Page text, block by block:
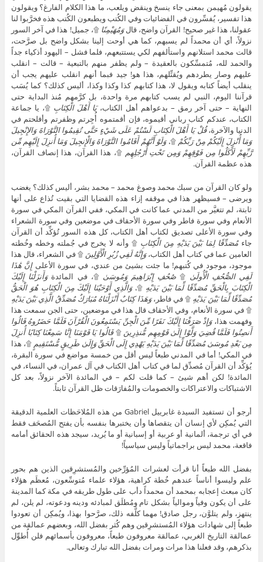
يقولون مُهيمن بمعنى جاء ينسخ وينقض ويلعب، ما هذا الكلام الفارغ؟ ويقولون
هذا تفسير، يُفسِّرون في الفضائيات وفي الكُتب ويطبعون الكُتب هذه فخرَّبوا لنا
عقولنا، هذا غير صحيح! القرآن واضح، قالوَمُهَيْمِنًا۩، جميل! هذا في آخر السور
نزولاً، أي أن محمداً لم يسبهم، كما هي أوحت إلينا بشكل واضح بل صرَّحت،
قالت محمد استلانهم واستألفهم لكي يستتبعهم، فلما فشل – اليهود أذكياء جداً
والحمد لله، مُتمسِّكون بالعقيدة – ولم يظفر منهم بالتبعية – قالت – انقلب
عليهم وصار يطردهم ويُقتِّلهم، هذا هو! جيد فبما أنهم انقلب عليهم يجب أن
ينقلب أيضاً كتابه ويقول لا، هذا كتابهم كذا وكذا وكذا، أليس كذلك؟ كما يُسَب
قرآننا اليوم، النبي لم يسب كتابهم مرة واحدة، بل كرَّمهم مُنذ البداية حتى
النهاية – حتى آخر رمق – بدعواهم أهل الكتاب،يَا أَهْلَ الْكِتَابِ ۩، يا جماعة
الكتاب، عندكم كتاب رباني أقيموه، فإن أقمتموه أُجِرتم وظفرتم وأفلحتم في
الدنيا والآخرة،قُلْ يَا أَهْلَ الْكِتَابِ لَسْتُمْ عَلَى شَيْءٍ حَتَّى تُقِيمُوا التَّوْرَاةَ وَالإِنْجِيلَ
وَمَا أُنْزِلَ إِلَيْكُمْ مِنْ رَبِّكُمْ۩،وَلَوْ أَنَّهُمْ أَقَامُوا التَّوْرَاةَ وَالْإِنجِيلَ وَمَا أُنزِلَ إِلَيْهِم مِّن
رَّبِّهِمْ لَأَكَلُوا مِن فَوْقِهِمْ وَمِن تَحْتِ أَرْجُلِهِم۩، هذا القرآن، هذا إنصاف القرآن،
هذه عظمة القرآن.
ولو كان القرآن من سبك محمد وصوغ محمد – محمد بشر، أليس كذلك؟ يغضب
ويرضى – فسيظهر هذا في موقفه إزاء هذه القضايا التي بقيت تُذاع على أنها
ثابتة، لم تتغيَّر من المدني عما كانت في المكي، ففي القرآن المكي في سورة
الأنعام وفي سورة فاطر وفي سورة الأحقاف في موضعين وفي سورة الشعراء
وفي سورة الأعلى تصديق لكتاب أهل الكتاب، كل هذه السور تُؤكِّد أن القرآن
جاءمُصَدِّقًا لِمَا بَيْنَ يَدَيْهِ مِنَ الْكِتَابِ ۩ وأنه لا يخرج في جُملته وخطه وخُطته
العامين عما في كتاب أهل الكتاب،وَإِنَّهُ لَفِي زُبُرِ الْأَوَّلِينَ ۩ في الشعراء، قال هذا
موجود، موجود في كُتبهم! ما جئت بشيئ من عندي، في سورة الأعلىإِنَّ هَٰذَا
لَفِي الصُّحُفِ الْأُولَىٰ ۩ صُحُفِ إِبْرَاهِيمَ وَمُوسَىٰ ۩، في المائدةوَأَنزَلْنَا إِلَيْكَ
الْكِتَابَ بِالْحَقِّ مُصَدِّقًا لِّمَا بَيْنَ يَدَيْهِ ۩،وَالَّذِي أَوْحَيْنَا إِلَيْكَ مِنَ الْكِتَابِ هُوَ الْحَقُّ
مُصَدِّقًا لِّمَا بَيْنَ يَدَيْهِ ۩ في فاطر،وَهَذَا كِتَابٌ أَنْزَلْنَاهُ مُبَارَكٌ مُصَدِّقُ الَّذِي بَيْنَ يَدَيْهِ
۩ في سورة الأنعام، وفي الأحقاف قال هذا في موضعين، حتى الجن سمعت هذا
وفهمت هذا،وَإِذْ صَرَفْنَا إِلَيْكَ نَفَرًا مِّنَ الْجِنِّ يَسْتَمِعُونَ الْقُرْآنَ فَلَمَّا حَضَرُوهُ قَالُوا
أَنصِتُوا فَلَمَّا قُضِيَ وَلَّوْا إِلَىٰ قَوْمِهِم مُّنذِرِينَ۩قَالُوا يَا قَوْمَنَا إِنَّا سَمِعْنَا كِتَابًا أُنزِلَ
مِن بَعْدِ مُوسَىٰ مُصَدِّقًا لِّمَا بَيْنَ يَدَيْهِ يَهْدِي إِلَى الْحَقِّ وَإِلَىٰ طَرِيقٍ مُّسْتَقِيمٍ ۩، هذا
في المكي! أما في المدني طبعاً ليس أقل من خمسة مواضع في سورة البقرة،
يُؤكِّد أن القرآن مُصدِّق لما في كتاب أهل الكتاب في آل عمران، في النساء، في
المائدة! لكن أهم شيئ – كما قلت لكم – في المائدة الآخر نزولاً، بعد كل
الاشتباكات والاعتراكات والخصومات والمُفارَقات ظل القرآن ثابتاً.
أرجو أن تستفيد السيدة غابرييل Gabriel من هذه المُلاحَظات العلمية الدقيقة
التي يُمكِن لأي إنسان أن يتقصاها وأن يختبرها بنفسه بأن يفتح المُصحَف فقط
في أي ترجمة، ألمانية أو عربية أو إسبانية أو ما يُريد، سيجد هذه الحقائق أمامه
فاقعة، محمد ليس براجماتياً وليس سياسياً!
بفضل الله طبعاً أنا قرأت لعشرات المُؤرِّخين والمُستشرِقين الذين هم بحور
علم وليسوا أناساً عندهم خُطة كراهية، هؤلاء علماء مُتوسِّعون، مُعظَم هؤلاء
كان مبعث إعجابه بمحمد أن محمداً دأب على طول طريقه في مكة كما المدينة
على أن يكون وفياً وموالياً بشكل تام ومُطلَق لمبادئه ودينه ودعوته، لم يلن، لم
ينتهز، ولم يتلوَّن، رجل صادق! مهما كلَّفه ذلك، صرَّحوا بهذا، ويُمكِن أن تعودوا
طبعاً إلى شهادات هؤلاء المُستشرِقين وهم كُثر بفضل الله، وبعضهم عمالقة من
عمالقة التاريخ الغربي، عمالقة معروفون طبعاً، معروفون بأسمائهم فلن أُطوِّل
بذكرهم، وقد فعلنا هذا مرات ومرات بفضل الله تبارك وتعالى.